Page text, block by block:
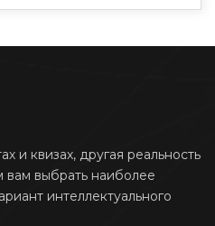
и квизах, другая реальность
выбрать наиболее
интеллектуального